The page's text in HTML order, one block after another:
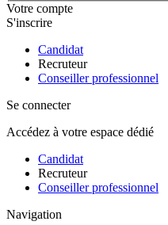
Votre compte
S'inscrire
Candidat
Recruteur
Conseiller professionnel
Se connecter
Accédez à votre espace dédié
Candidat
Recruteur
Conseiller professionnel
Navigation